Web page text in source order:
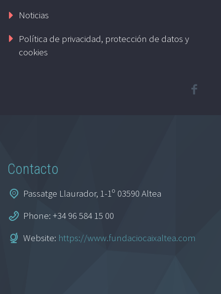
Noticias
Política de privacidad, protección de datos y
cookies
Contacto
Passatge Llaurador, 1-1º 03590 Altea
Phone: +34 96 584 15 00
Website: https://www.fundaciocaixaltea.com